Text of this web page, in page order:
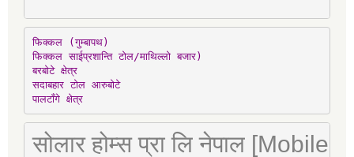
फिक्कल (गुम्बापथ)
फिक्कल साईप्रशान्ति टोल/माथिल्लो बजार)
बरबोटे क्षेत्र
सदाबहार टोल आरुबोटे
पालटाँगे क्षेत्र
सोलार होम्स प्रा लि नेपाल [Mobile